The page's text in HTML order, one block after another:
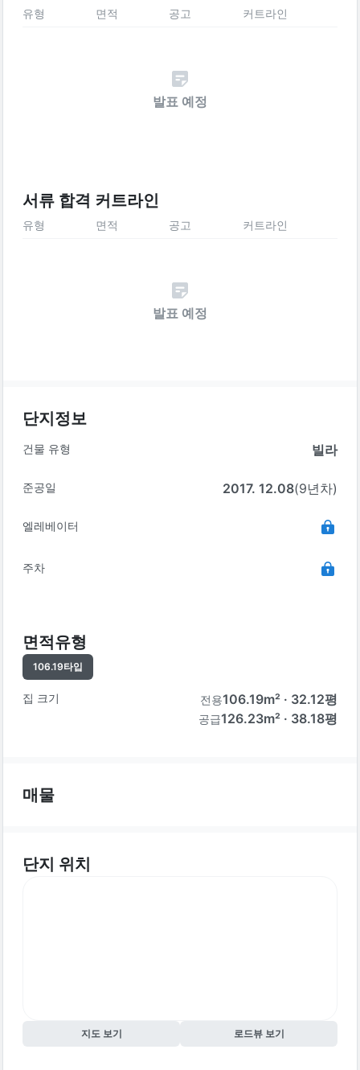
유형 면적 공고 커트라인
발표 예정
서류 합격 커트라인
유형 면적 공고 커트라인
발표 예정
단지정보
건물 유형 빌라
준공일 2017. 12.08(9년차)
엘레베이터
주차
면적유형
106.19타입
집 크기 전용106.19m² · 32.12평
공급126.23m² · 38.18평
매물
단지 위치
지도 보기 로드뷰 보기